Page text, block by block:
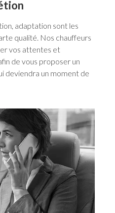
adaptation sont les
qualité. Nos chauffeurs
vos attentes et
de vous proposer un
deviendra un moment de